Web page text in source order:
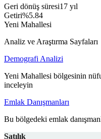
Geri dönüş süresi17 yıl
Getiri%5.84
Yeni Mahallesi
Analiz ve Araştırma Sayfaları
Demografi Analizi
Yeni Mahallesi bölgesinin
inceleyin
Emlak Danışmanları
Bu bölgedeki emlak
Satılık